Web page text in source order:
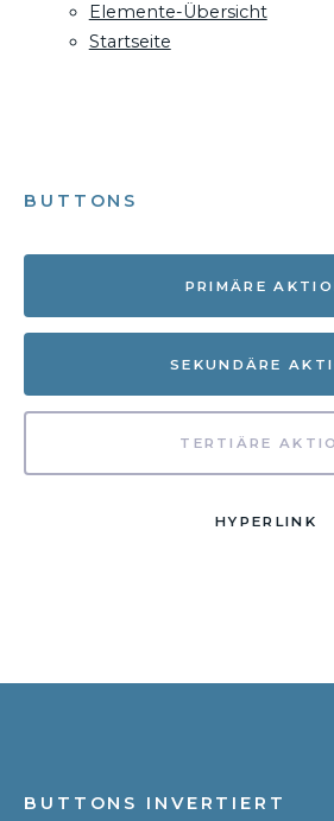
Elemente-Übersicht
Startseite
BUTTONS
PRIMÄRE
SEKUNDÄRE
TERTIÄRE
HYPERLINK
BUTTONS INVERTIERT